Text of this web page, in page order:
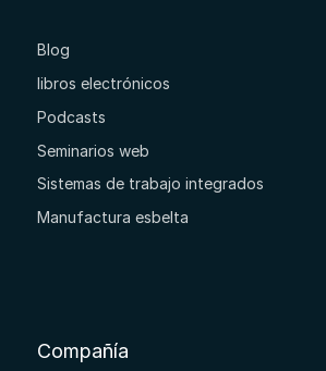
Blog
libros electrónicos
Podcasts
Seminarios web
Sistemas de trabajo integrados
Manufactura esbelta
Compañía